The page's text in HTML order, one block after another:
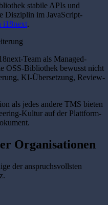
stabile APIs und
Disziplin im JavaScript-
i18next.
Team als Managed-
OSS-Bibliothek bewusst nicht
KI-Übersetzung, Review-
als jedes andere TMS bieten
Kultur auf der Plattform-
Organisationen
der anspruchsvollsten